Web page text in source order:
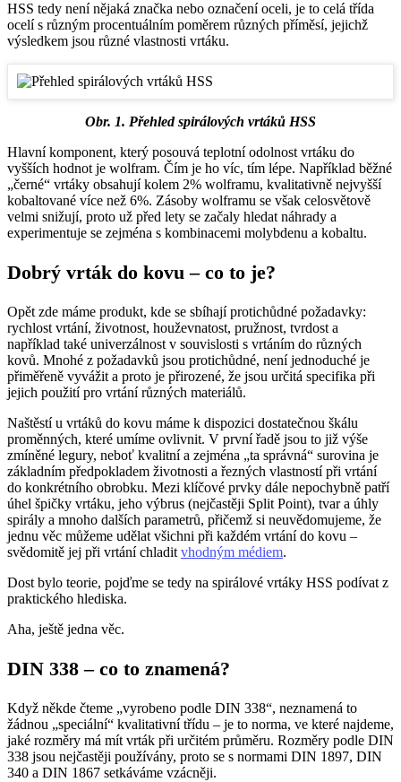
HSS tedy není nějaká značka nebo označení oceli, je to celá třída
ocelí s různým procentuálním poměrem různých příměsí, jejichž
výsledkem jsou různé vlastnosti vrtáku.
Obr. 1. Přehled spirálových vrtáků HSS
Hlavní komponent, který posouvá teplotní odolnost vrtáku do
vyšších hodnot je wolfram. Čím je ho víc, tím lépe. Například běžné
„černé“ vrtáky obsahují kolem 2% wolframu, kvalitativně nejvyšší
kobaltované více než 6%. Zásoby wolframu se však celosvětově
velmi snižují, proto už před lety se začaly hledat náhrady a
experimentuje se zejména s kombinacemi molybdenu a kobaltu.
Dobrý vrták do kovu – co to je?
Opět zde máme produkt, kde se sbíhají protichůdné požadavky:
rychlost vrtání, životnost, houževnatost, pružnost, tvrdost a
například také univerzálnost v souvislosti s vrtáním do různých
kovů. Mnohé z požadavků jsou protichůdné, není jednoduché je
přiměřeně vyvážit a proto je přirozené, že jsou určitá specifika při
jejich použití pro vrtání různých materiálů.
Naštěstí u vrtáků do kovu máme k dispozici dostatečnou škálu
proměnných, které umíme ovlivnit. V první řadě jsou to již výše
zmíněné legury, neboť kvalitní a zejména „ta správná“ surovina je
základním předpokladem životnosti a řezných vlastností při vrtání
do konkrétního obrobku. Mezi klíčové prvky dále nepochybně patří
úhel špičky vrtáku, jeho výbrus (nejčastěji Split Point), tvar a úhly
spirály a mnoho dalších parametrů, přičemž si neuvědomujeme, že
jednu věc můžeme udělat všichni při každém vrtání do kovu –
svědomitě jej při vrtání chladit vhodným médiem.
Dost bylo teorie, pojďme se tedy na spirálové vrtáky HSS podívat z
praktického hlediska.
Aha, ještě jedna věc.
DIN 338 – co to znamená?
Když někde čteme „vyrobeno podle DIN 338“, neznamená to
žádnou „speciální“ kvalitativní třídu – je to norma, ve které najdeme,
jaké rozměry má mít vrták při určitém průměru. Rozměry podle DIN
338 jsou nejčastěji používány, proto se s normami DIN 1897, DIN
340 a DIN 1867 setkáváme vzácněji.